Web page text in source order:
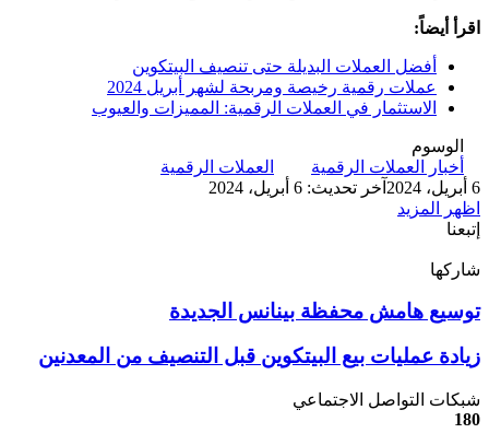
اقرأ أيضاً:
أفضل العملات البديلة حتى تنصيف البيتكوين
عملات رقمية رخيصة ومربحة لشهر أبريل 2024
الاستثمار في العملات الرقمية: المميزات والعيوب
الوسوم
أخبار العملات الرقمية
العملات الرقمية
6 أبريل، 2024
آخر تحديث: 6 أبريل، 2024
اظهر المزيد
إتبعنا
شاركها
توسيع
هامش
محفظة
بينانس
الجديدة
توسيع هامش محفظة بينانس الجديدة
زيادة
عمليات
بيع
البيتكوين
زيادة عمليات بيع البيتكوين قبل التنصيف من المعدنين
شبكات التواصل الاجتماعي
180